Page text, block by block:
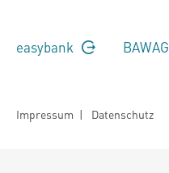
easybank BAWAG
Impressum | Datenschutz